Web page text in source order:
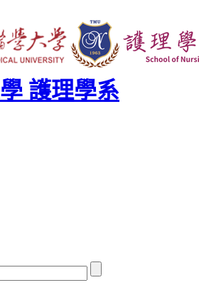
護理學系